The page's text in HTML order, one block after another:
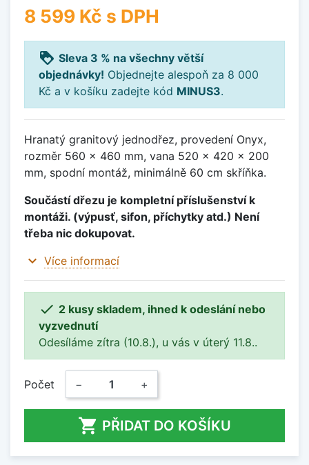
8 599 Kč s DPH
loyalty Sleva 3 % na všechny větší
objednávky! Objednejte alespoň za 8 000
Kč a v košíku zadejte kód MINUS3.
Hranatý granitový jednodřez, provedení Onyx,
rozměr 560 x 460 mm, vana 520 x 420 x 200
mm, spodní montáž, minimálně 60 cm skříňka.
Součástí dřezu je kompletní příslušenství k
montáži. (výpusť, sifon, příchytky atd.) Není
třeba nic dokupovat.
expand_more Více informací
 2 kusy skladem, ihned k odeslání nebo
vyzvednutí
Odesíláme zítra (10.8.), u vás v úterý 11.8..
Počet − +
 PŘIDAT DO KOŠÍKU